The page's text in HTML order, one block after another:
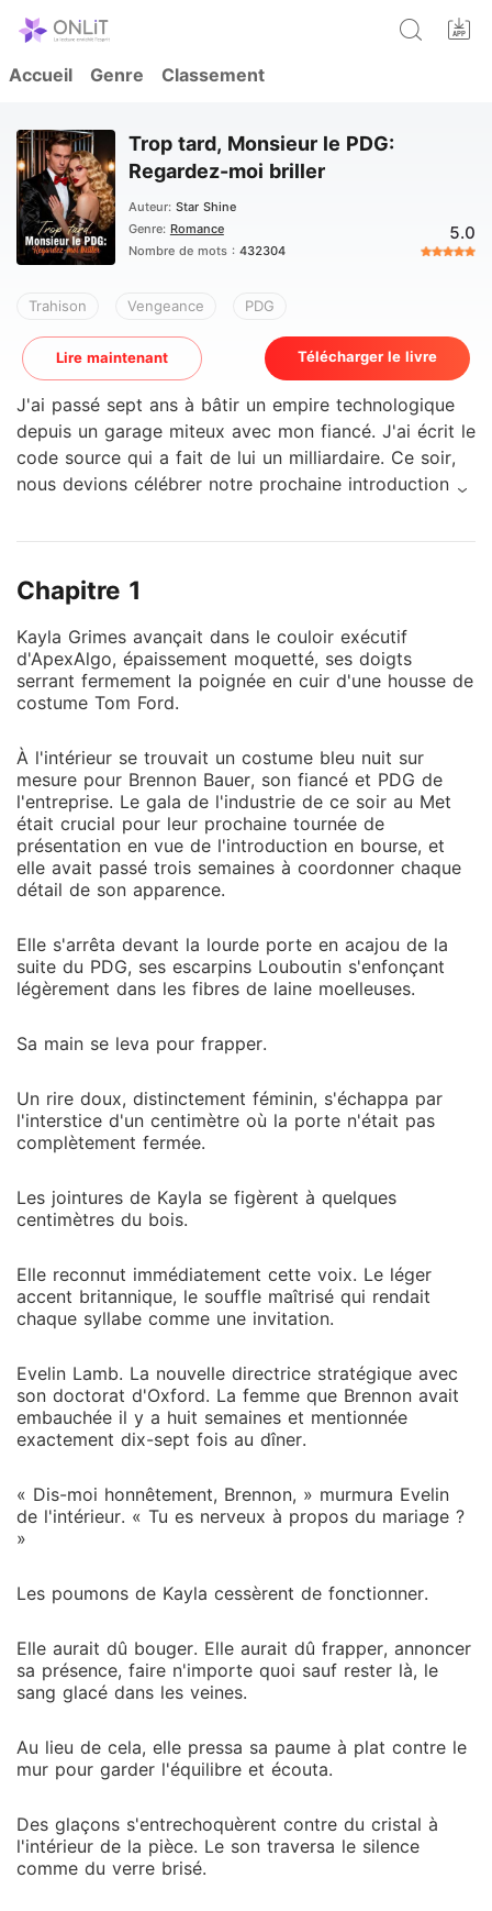
Accueil Genre Classement
Trop tard, Monsieur le PDG:
Regardez-moi briller
Auteur: Star Shine
Genre: Romance
Nombre de mots : 432304
5.0
Trahison Vengeance PDG
Lire maintenant Télécharger le livre
J'ai passé sept ans à bâtir un empire technologique
depuis un garage miteux avec mon fiancé. J'ai écrit le
code source qui a fait de lui un milliardaire. Ce soir,
nous devions célébrer notre prochaine introduction en
entrouverte. « Dis-moi honnêtement, Brennon, es-tu
entendant sa réponse. Il a soupiré, affirmant que
notre mariage n'était qu'une simple étape de relations
publiques pour rassurer les investisseurs. Il m'a
de lui murmurer qu'elle seule le stimulait vraiment. En
cachette dans le parking, je les ai vus s'enfuir
ensemble, sa main glissant intimement dans son dos.
Je ne pouvais même pas chercher du réconfort
auprès de ma mère, hospitalisée en cardiologie ; une
telle trahison l'aurait tuée. Sept ans de sacrifices, de
nuits blanches et de loyauté absolue, balayés en un
instant. Il me croyait docile. Il pensait que je
continuerais à corriger ses erreurs dans l'ombre
pendant qu'il récoltait la gloire, persuadé qu'un sac
empire était intouchable. J'ai retiré ma bague de
démission. Il a oublié un détail crucial : c'est moi qui
ai conçu les failles cachées de son algorithme. J'ai
signé avec son plus grand concurrent, et je vais me
monde entier.
Chapitre 1
Kayla Grimes avançait dans le couloir exécutif
d'ApexAlgo, épaissement moquetté, ses doigts
serrant fermement la poignée en cuir d'une housse de
costume Tom Ford.
À l'intérieur se trouvait un costume bleu nuit sur
mesure pour Brennon Bauer, son fiancé et PDG de
l'entreprise. Le gala de l'industrie de ce soir au Met
était crucial pour leur prochaine tournée de
présentation en vue de l'introduction en bourse, et
elle avait passé trois semaines à coordonner chaque
détail de son apparence.
Elle s'arrêta devant la lourde porte en acajou de la
suite du PDG, ses escarpins Louboutin s'enfonçant
légèrement dans les fibres de laine moelleuses.
Sa main se leva pour frapper.
Un rire doux, distinctement féminin, s'échappa par
l'interstice d'un centimètre où la porte n'était pas
complètement fermée.
Les jointures de Kayla se figèrent à quelques
centimètres du bois.
Elle reconnut immédiatement cette voix. Le léger
accent britannique, le souffle maîtrisé qui rendait
chaque syllabe comme une invitation.
Evelin Lamb. La nouvelle directrice stratégique avec
son doctorat d'Oxford. La femme que Brennon avait
embauchée il y a huit semaines et mentionnée
exactement dix-sept fois au dîner.
« Dis-moi honnêtement, Brennon, » murmura Evelin
de l'intérieur. « Tu es nerveux à propos du mariage ?
»
Les poumons de Kayla cessèrent de fonctionner.
Elle aurait dû bouger. Elle aurait dû frapper, annoncer
sa présence, faire n'importe quoi sauf rester là, le
sang glacé dans les veines.
Au lieu de cela, elle pressa sa paume à plat contre le
mur pour garder l'équilibre et écouta.
Des glaçons s'entrechoquèrent contre du cristal à
l'intérieur de la pièce. Le son traversa le silence
comme du verre brisé.